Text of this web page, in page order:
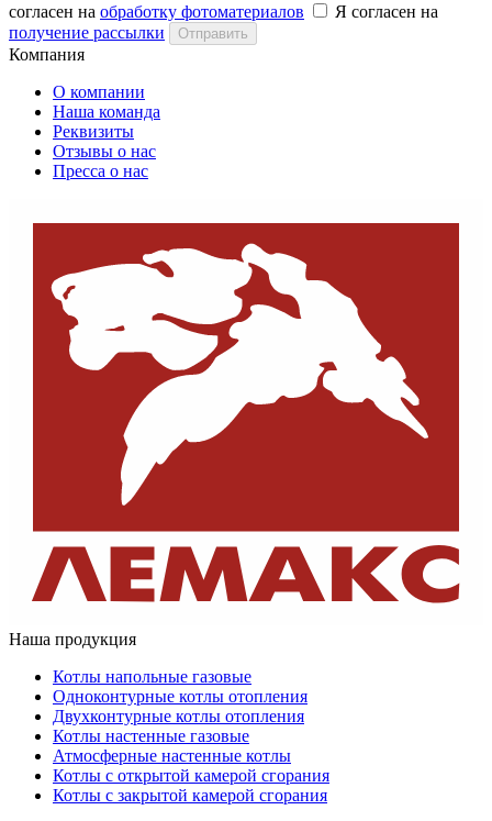
согласен на обработку фотоматериалов
Я согласен на
получение рассылки
Отправить
Компания
О компании
Наша команда
Реквизиты
Отзывы о нас
Пресса о нас
Наша продукция
Котлы напольные газовые
Одноконтурные котлы отопления
Двухконтурные котлы отопления
Котлы настенные газовые
Атмосферные настенные котлы
Котлы с открытой камерой сгорания
Котлы с закрытой камерой сгорания